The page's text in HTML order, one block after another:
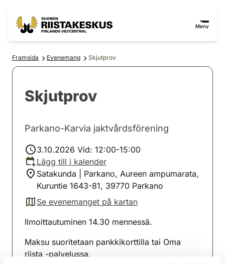
Meny
Framsida Evenemang Skjutprov
Skjutprov
Parkano-Karvia jaktvårdsförening
3.10.2026 Vid: 12:00-15:00
Lägg till i kalender
Satakunda | Parkano, Aureen ampumarata,
Kuruntie 1643-81, 39770 Parkano
Se evenemanget på kartan
(avautuu uuteen välilehteen)
Ilmoittautuminen 14.30 mennessä.
Maksu suoritetaan pankkikorttilla tai Oma
riista -palvelussa.